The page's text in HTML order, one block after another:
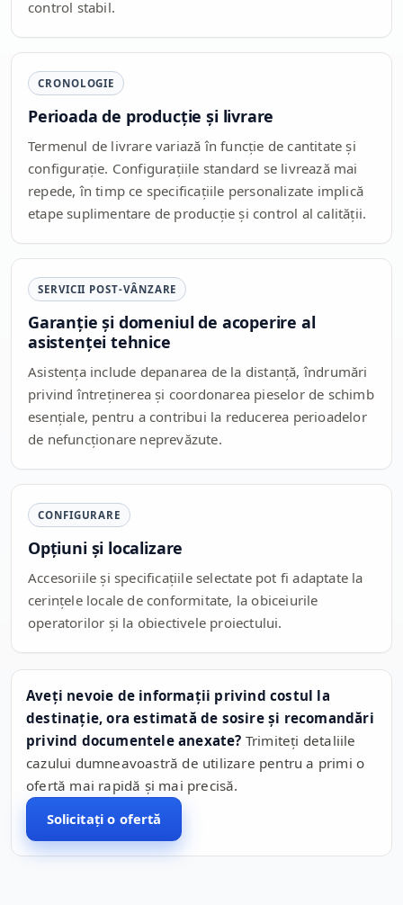
control stabil.
CRONOLOGIE
Perioada de producție și livrare
Termenul de livrare variază în funcție de cantitate și
configurație. Configurațiile standard se livrează mai
repede, în timp ce specificațiile personalizate implică
etape suplimentare de producție și control al calității.
SERVICII POST-VÂNZARE
Garanție și domeniul de acoperire al
asistenței tehnice
Asistența include depanarea de la distanță, îndrumări
privind întreținerea și coordonarea pieselor de schimb
esențiale, pentru a contribui la reducerea perioadelor
de nefuncționare neprevăzute.
CONFIGURARE
Opțiuni și localizare
Accesoriile și specificațiile selectate pot fi adaptate la
cerințele locale de conformitate, la obiceiurile
operatorilor și la obiectivele proiectului.
Aveți nevoie de informații privind costul la
destinație, ora estimată de sosire și recomandări
privind documentele anexate? Trimiteți detaliile
cazului dumneavoastră de utilizare pentru a primi o
ofertă mai rapidă și mai precisă.
Solicitați o ofertă